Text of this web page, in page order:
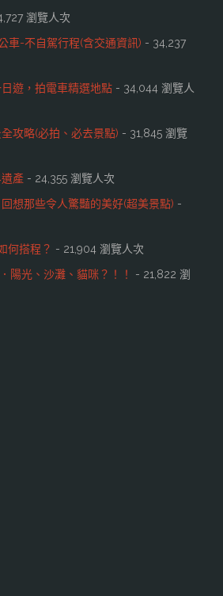
瀏覽人次
車-不自駕行程(含交通資訊) - 34,237
日遊，拍電車精選地點 - 34,044 瀏覽人
攻略(必拍、必去景點) - 31,845 瀏覽
遺產 - 24,355 瀏覽人次
想那些令人驚豔的美好(超美景點) -
何搭程？ - 21,904 瀏覽人次
陽光、沙灘、貓咪？！！
- 21,822 瀏